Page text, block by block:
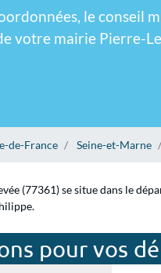
le conseil
votre mairie Pierre-
de-France Seine-et-Marne
(77361) se situe dans le
pour vos